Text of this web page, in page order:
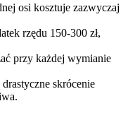
osi kosztuje zazwyczaj
rzędu 150-300 zł,
przy każdej wymianie
skrócenie